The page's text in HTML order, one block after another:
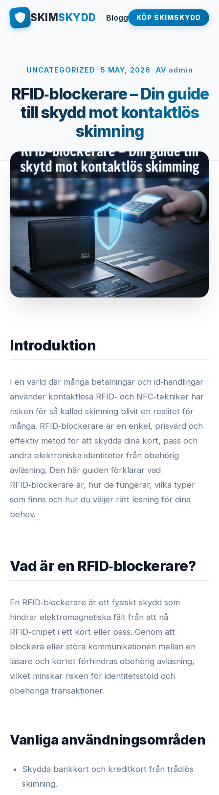
SKIMSKYDD Blogg KÖP SKIMSKYDD
UNCATEGORIZED 5 MAY, 2026 AV admin
RFID‑blockerare – Din guide
till skydd mot kontaktlös
skimning
Introduktion
I en värld där många betalningar och id‑handlingar
använder kontaktlösa RFID‑ och NFC‑tekniker har
risken för så kallad skimning blivit en realitet för
många. RFID‑blockerare är en enkel, prisvärd och
effektiv metod för att skydda dina kort, pass och
andra elektroniska identiteter från obehörig
avläsning. Den här guiden förklarar vad
RFID‑blockerare är, hur de fungerar, vilka typer
som finns och hur du väljer rätt lösning för dina
behov.
Vad är en RFID‑blockerare?
En RFID‑blockerare är ett fysiskt skydd som
hindrar elektromagnetiska fält från att nå
RFID‑chipet i ett kort eller pass. Genom att
blockera eller störa kommunikationen mellan en
läsare och kortet förhindras obehörig avläsning,
vilket minskar risken för identitetsstöld och
obehöriga transaktioner.
Vanliga användningsområden
Skydda bankkort och kreditkort från trådlös
skimning.